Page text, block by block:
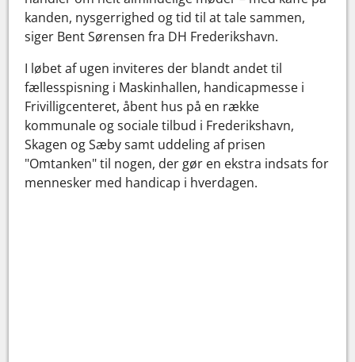
kanden, nysgerrighed og tid til at tale sammen,
siger Bent Sørensen fra DH Frederikshavn.
I løbet af ugen inviteres der blandt andet til
fællesspisning i Maskinhallen, handicapmesse i
Frivilligcenteret, åbent hus på en række
kommunale og sociale tilbud i Frederikshavn,
Skagen og Sæby samt uddeling af prisen
"Omtanken" til nogen, der gør en ekstra indsats for
mennesker med handicap i hverdagen.